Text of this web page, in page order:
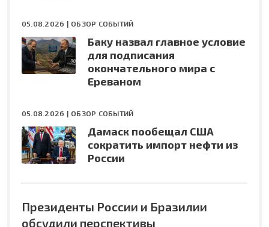
05.08.2026 | ОБЗОР СОБЫТИЙ
Баку назвал главное условие
для подписания
окончательного мира с
Ереваном
05.08.2026 | ОБЗОР СОБЫТИЙ
Дамаск пообещал США
сократить импорт нефти из
России
Президенты России и Бразилии
обсудили перспективы